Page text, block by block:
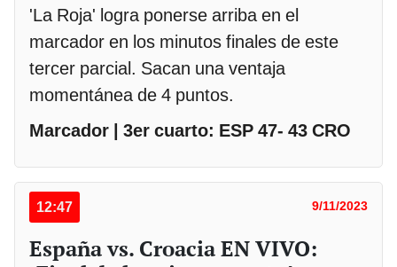
'La Roja' logra ponerse arriba en el
marcador en los minutos finales de este
tercer parcial. Sacan una ventaja
momentánea de 4 puntos.
Marcador | 3er cuarto: ESP 47- 43 CRO
12:47 9/11/2023
España vs. Croacia EN VIVO: